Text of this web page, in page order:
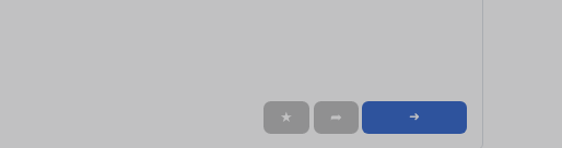
★ ➦ ➜